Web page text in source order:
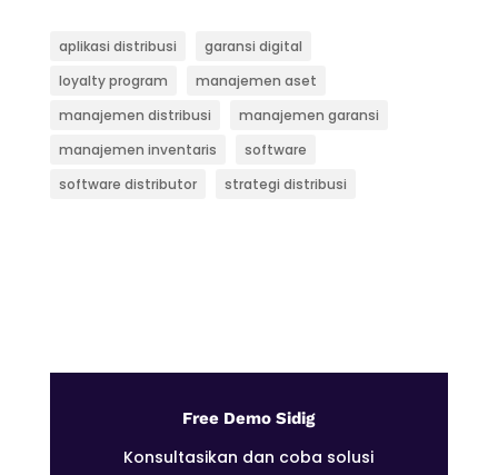
aplikasi distribusi
garansi digital
loyalty program
manajemen aset
manajemen distribusi
manajemen garansi
manajemen inventaris
software
software distributor
strategi distribusi
Free Demo Sidig
Konsultasikan dan coba solusi